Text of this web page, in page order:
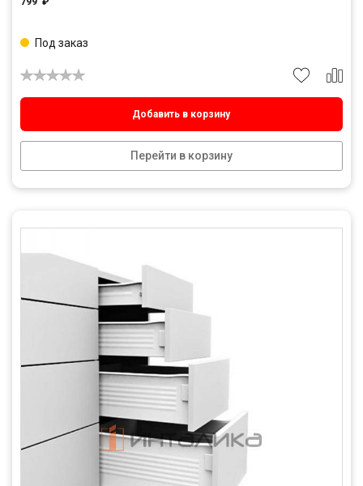
Добавить в корзину
Перейти в корзину
Под заказ